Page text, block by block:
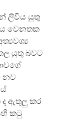
ලිවිය යුතු
වෙනතක
යුතු බවට
නව
ද ඇතුලු කර
කටු